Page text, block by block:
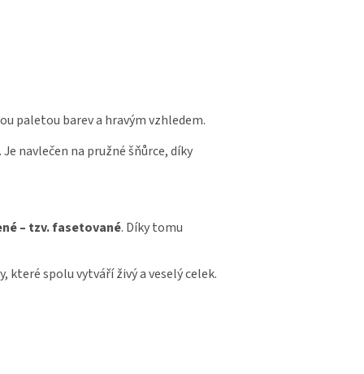
paletou barev a hravým vzhledem.
navlečen na pružné šňůrce, díky
– tzv. fasetované. Díky tomu
které spolu vytváří živý a veselý celek.